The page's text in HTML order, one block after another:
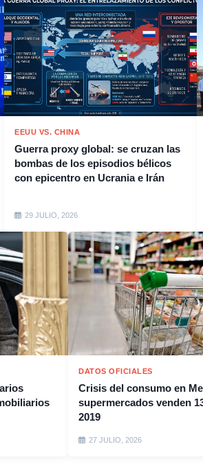
EEUU VS. CHINA
Guerra proxy global: se cruzan las
bombas de los episodios bélicos
con epicentro en Ucrania e Irán
29 JULIO, 2026
DATOS OFICIALES
Crisis del consumo en
supermercados venden
2019
27 JULIO, 2026